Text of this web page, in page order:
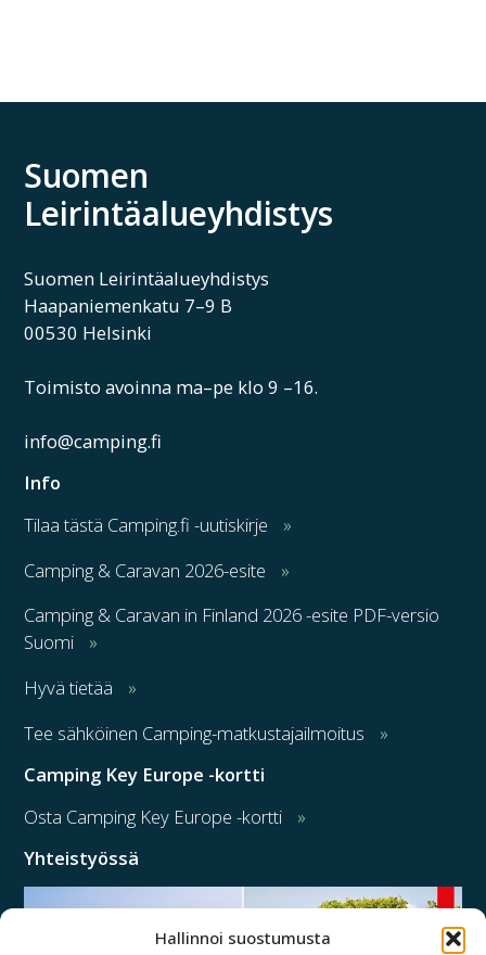
Hallinnoi suostumusta
Suomen
Leirintäalueyhdistys
Suomen Leirintäalueyhdistys
Haapaniemenkatu 7–9 B
00530 Helsinki
Toimisto avoinna ma–pe klo 9 –16.
info@camping.fi
Info
Tilaa tästä Camping.fi -uutiskirje
Camping & Caravan 2026-esite
Camping & Caravan in Finland 2026 -esite PDF-versio
Suomi
Hyvä tietää
Tee sähköinen Camping-matkustajailmoitus
Camping Key Europe -kortti
Osta Camping Key Europe -kortti
Yhteistyössä